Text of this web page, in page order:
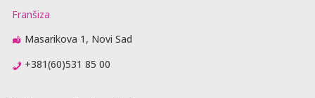
Franšiza
Masarikova 1, Novi Sad
+381(60)531 85 00